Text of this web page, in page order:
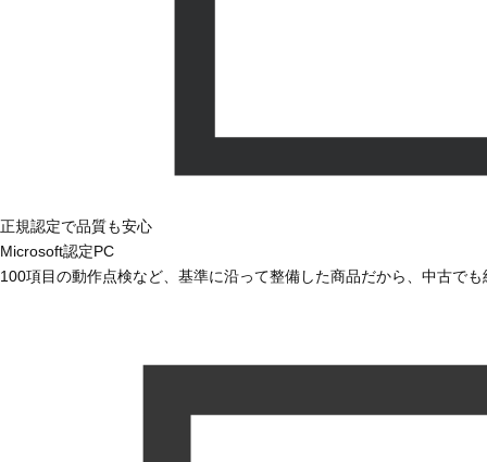
正規認定で品質も安心
Microsoft認定PC
100項目の動作点検など、基準に沿って整備した商品だから、中古で